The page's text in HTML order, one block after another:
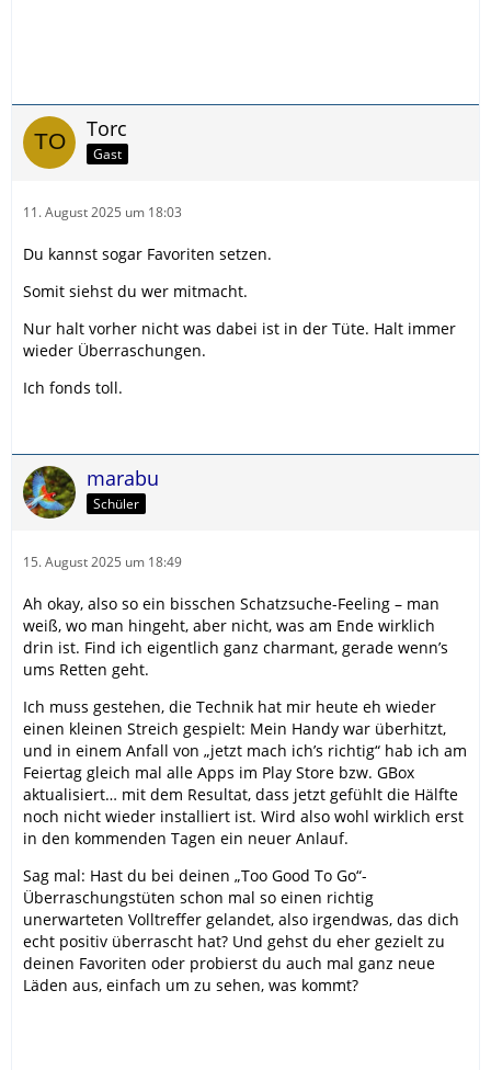
Torc
Gast
11. August 2025 um 18:03
Du kannst sogar Favoriten setzen.
Somit siehst du wer mitmacht.
Nur halt vorher nicht was dabei ist in der Tüte. Halt immer
wieder Überraschungen.
Ich fonds toll.
marabu
Schüler
15. August 2025 um 18:49
Ah okay, also so ein bisschen Schatzsuche-Feeling – man
weiß, wo man hingeht, aber nicht, was am Ende wirklich
drin ist. Find ich eigentlich ganz charmant, gerade wenn’s
ums Retten geht.
Ich muss gestehen, die Technik hat mir heute eh wieder
einen kleinen Streich gespielt: Mein Handy war überhitzt,
und in einem Anfall von „jetzt mach ich’s richtig“ hab ich am
Feiertag gleich mal alle Apps im Play Store bzw. GBox
aktualisiert… mit dem Resultat, dass jetzt gefühlt die Hälfte
noch nicht wieder installiert ist. Wird also wohl wirklich erst
in den kommenden Tagen ein neuer Anlauf.
Sag mal: Hast du bei deinen „Too Good To Go“-
Überraschungstüten schon mal so einen richtig
unerwarteten Volltreffer gelandet, also irgendwas, das dich
echt positiv überrascht hat? Und gehst du eher gezielt zu
deinen Favoriten oder probierst du auch mal ganz neue
Läden aus, einfach um zu sehen, was kommt?